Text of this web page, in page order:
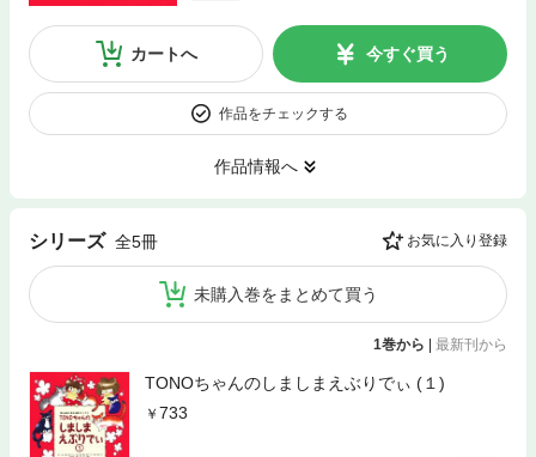
カートへ 今すぐ買う
作品をチェックする
作品情報へ
シリーズ 全5冊 お気に入り登録
未購入巻をまとめて買う
1巻から | 最新刊から
TONOちゃんのしましまえぶりでぃ (１)
733